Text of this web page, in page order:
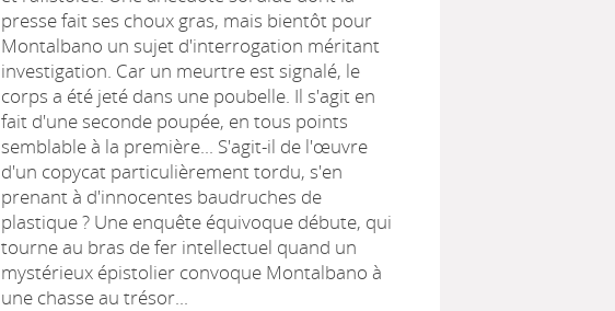
presse fait ses choux gras, mais bientôt pour
Montalbano un sujet d'interrogation méritant
investigation. Car un meurtre est signalé, le
corps a été jeté dans une poubelle. Il s'agit en
fait d'une seconde poupée, en tous points
semblable à la première... S'agit-il de l'œuvre
d'un copycat particulièrement tordu, s'en
prenant à d'innocentes baudruches de
plastique ? Une enquête équivoque débute, qui
tourne au bras de fer intellectuel quand un
mystérieux épistolier convoque Montalbano à
une chasse au trésor...